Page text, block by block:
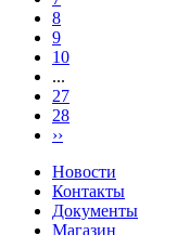
8
9
10
...
27
28
››
Новости
Контакты
Документы
Магазин